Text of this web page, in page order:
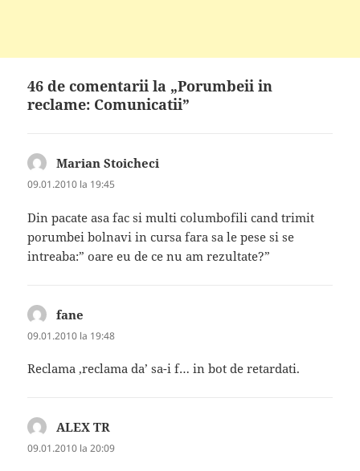
46 de comentarii la „Porumbeii in
reclame: Comunicatii”
Marian Stoicheci
09.01.2010 la 19:45
Din pacate asa fac si multi columbofili cand trimit
porumbei bolnavi in cursa fara sa le pese si se
intreaba:” oare eu de ce nu am rezultate?”
fane
09.01.2010 la 19:48
Reclama ,reclama da’ sa-i f… in bot de retardati.
ALEX TR
09.01.2010 la 20:09